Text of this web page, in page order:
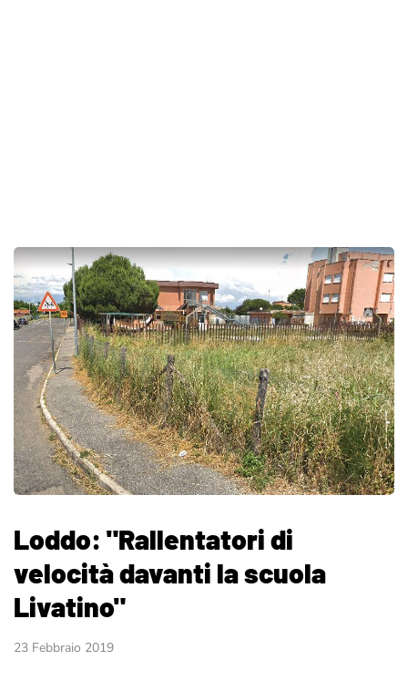
Loddo: "Rallentatori di
velocità davanti la scuola
Livatino"
23 Febbraio 2019